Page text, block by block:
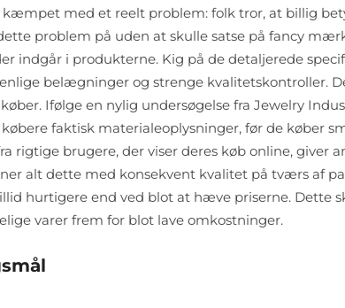
kæmpet med et reelt problem: folk tror, at billig
problem på uden at skulle satse på fancy
indgår i produkterne. Kig på de detaljerede
belægninger og strenge kvalitetskontroller.
Ifølge en nylig undersøgelse fra Jewelry
faktisk materialeoplysninger, før de køber
rigtige brugere, der viser deres køb online, giver
alt dette med konsekvent kvalitet på tværs af
hurtigere end ved blot at hæve priserne. Dette
varer frem for blot lave omkostninger.